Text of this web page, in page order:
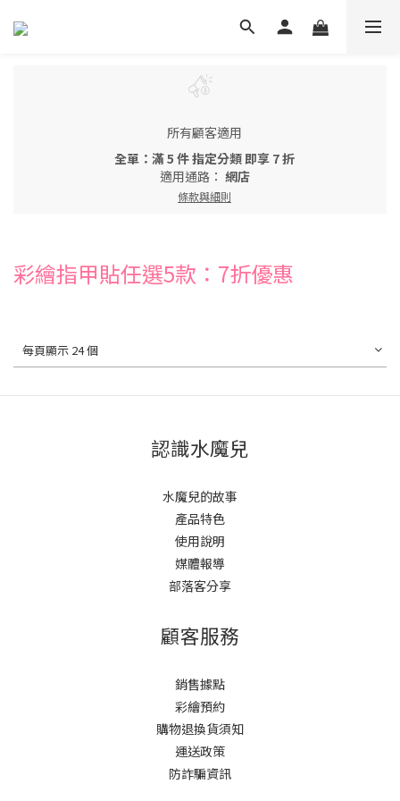
所有顧客適用
全單：滿 5 件 指定分類 即享 7 折
適用通路： 網店
條款與細則
彩繪指甲貼任選5款：7折優惠
每頁顯示 24 個
認識水魔兒
水魔兒的故事
產品特色
使用說明
媒體報導
部落客分享
顧客服務
銷售據點
彩繪預約
購物退換貨須知
運送政策
防詐騙資訊